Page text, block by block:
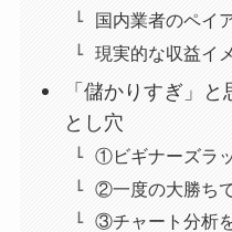
国内業者のペイ
現実的な収益イ
「儲かりすぎ」
とし穴
①ビギナーズラ
②一度の大勝ち
③チャート分析